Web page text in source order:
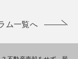
ム一覧へ